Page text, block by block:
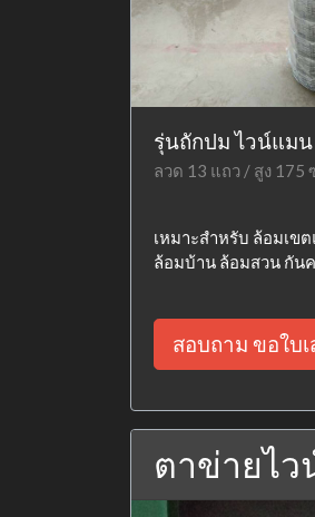
รุ่นถักปม ไวน์แม
ลวด 13 แถว / สูง 175
เหมาะสำหรับ ล้อมเข
ล้อมบ้าน ล้อมสวน กัน
สอบถาม ขอใบ
ตาข่ายไ